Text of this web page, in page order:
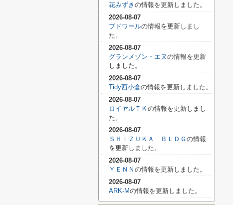
花みずき の情報を更新しました。
2026-08-07
ブドワールの情報を更新しまし
た。
2026-08-07
グランメゾン・エヌの情報を更新
しました。
2026-08-07
Tidy西小倉の情報を更新しました。
2026-08-07
ロイヤルＴＫ の情報を更新しまし
た。
2026-08-07
ＳＨＩＺＵＫＡ ＢＬＤＧの情報
を更新しました。
2026-08-07
ＹＥＮＮ の情報を更新しました。
2026-08-07
ARK-Mの情報を更新しました。